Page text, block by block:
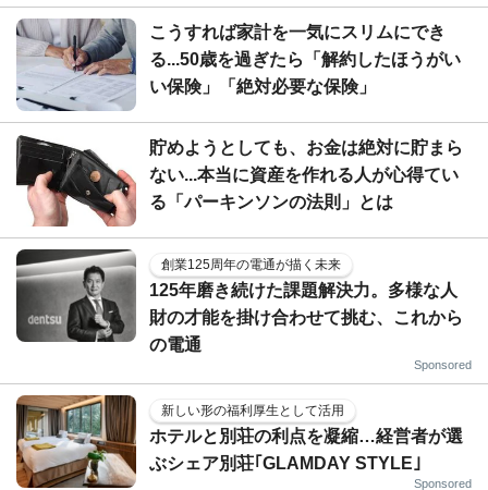
こうすれば家計を一気にスリムにでき
る...50歳を過ぎたら「解約したほうがい
い保険」「絶対必要な保険」
貯めようとしても、お金は絶対に貯まら
ない...本当に資産を作れる人が心得てい
る「パーキンソンの法則」とは
創業125周年の電通が描く未来
125年磨き続けた課題解決力。多様な人
財の才能を掛け合わせて挑む、これから
の電通
Sponsored
新しい形の福利厚生として活用
ホテルと別荘の利点を凝縮…経営者が選
ぶシェア別荘｢GLAMDAY STYLE｣
Sponsored